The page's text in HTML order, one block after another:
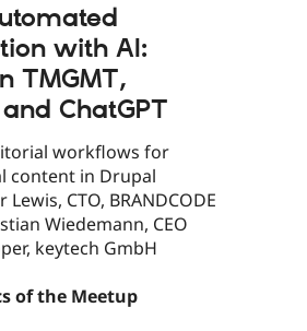
with AI:
TMGMT,
ChatGPT
workflows for
content in Drupal
CTO, BRANDCODE
Wiedemann, CEO
keytech GmbH
of the Meetup